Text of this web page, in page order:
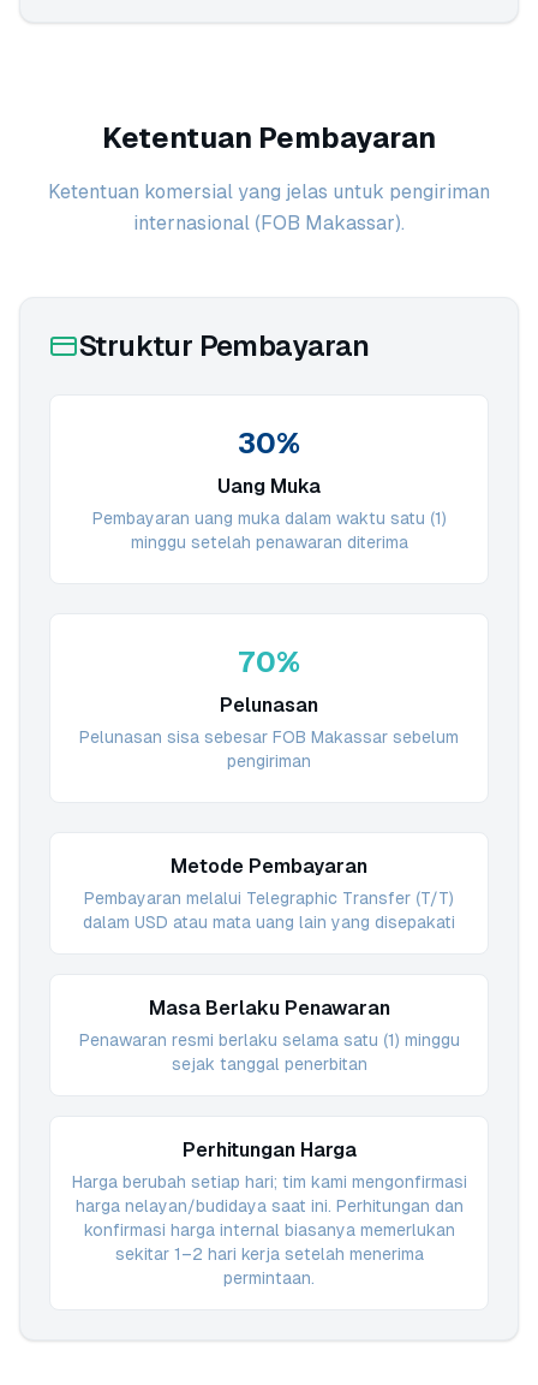
Ketentuan Pembayaran
Ketentuan komersial yang jelas untuk pengiriman
internasional (FOB Makassar).
Struktur Pembayaran
30%
Uang Muka
Pembayaran uang muka dalam waktu satu (1)
minggu setelah penawaran diterima
70%
Pelunasan
Pelunasan sisa sebesar FOB Makassar sebelum
pengiriman
Metode Pembayaran
Pembayaran melalui Telegraphic Transfer (T/T)
dalam USD atau mata uang lain yang disepakati
Masa Berlaku Penawaran
Penawaran resmi berlaku selama satu (1) minggu
sejak tanggal penerbitan
Perhitungan Harga
Harga berubah setiap hari; tim kami mengonfirmasi
harga nelayan/budidaya saat ini. Perhitungan dan
konfirmasi harga internal biasanya memerlukan
sekitar 1–2 hari kerja setelah menerima
permintaan.